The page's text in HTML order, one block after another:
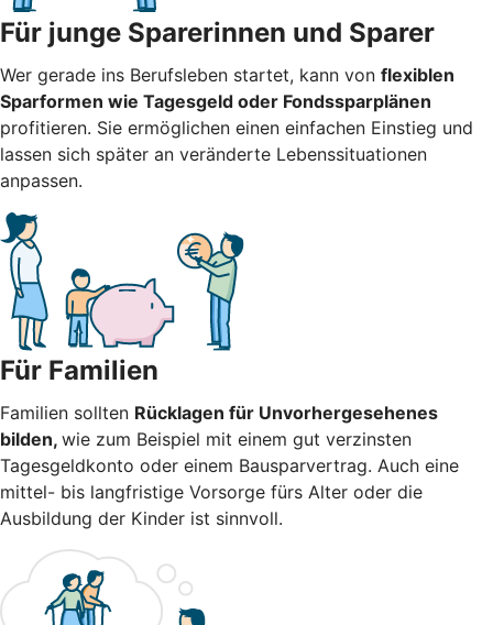
Für junge Sparerinnen und Sparer
Wer gerade ins Berufsleben startet, kann von flexiblen
Sparformen wie Tagesgeld oder Fondssparplänen
profitieren. Sie ermöglichen einen einfachen Einstieg und
lassen sich später an veränderte Lebenssituationen
anpassen.
Für Familien
Familien sollten Rücklagen für Unvorhergesehenes
bilden, wie zum Beispiel mit einem gut verzinsten
Tagesgeldkonto oder einem Bausparvertrag. Auch eine
mittel- bis langfristige Vorsorge fürs Alter oder die
Ausbildung der Kinder ist sinnvoll.